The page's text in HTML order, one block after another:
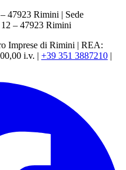
47923 Rimini | Sede
– 47923 Rimini
Imprese di Rimini | REA:
i.v. | +39 351 3887210 |